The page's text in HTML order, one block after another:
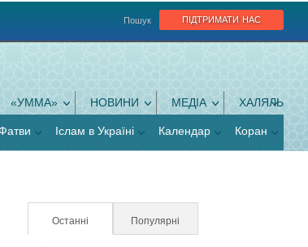
підтримати нас
Пошук
«УММА» НОВИНИ МЕДІА ХАЛЯЛЬ
Іслам в Україні Календар Коран
Останні (активна вкладка)
Популярні